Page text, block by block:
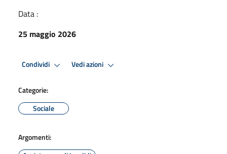
Data :
25 maggio 2026
Condividi Vedi azioni
Categorie:
Sociale
Argomenti: